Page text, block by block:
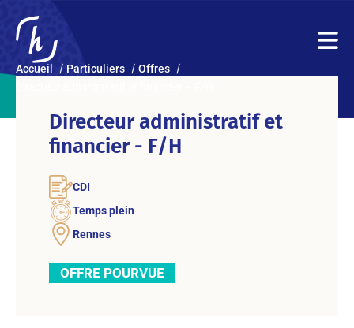
Accueil Particuliers
Offres
Directeur administratif et
financier - F/H
CDI
Temps plein
Rennes
OFFRE POURVUE